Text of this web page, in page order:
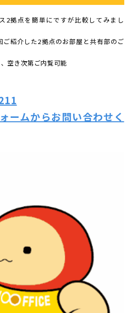
2拠点を簡単にですが比較してみまし
紹介した2拠点のお部屋と共有部のご
空き次第ご内覧可能
ームからお問い合わせく